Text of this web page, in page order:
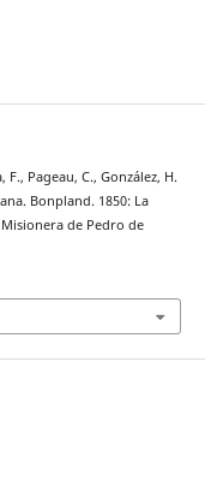
Pageau, C., González, H.
Bonpland. 1850: La
de Pedro de